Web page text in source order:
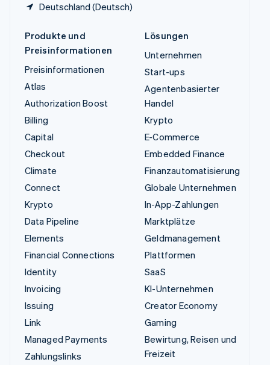
Deutschland (Deutsch)
Produkte und
Preisinformationen
Preisinformationen
Atlas
Authorization Boost
Billing
Capital
Checkout
Climate
Connect
Krypto
Data Pipeline
Elements
Financial Connections
Identity
Invoicing
Issuing
Link
Managed Payments
Zahlungslinks
Lösungen
Unternehmen
Start-ups
Agentenbasierter
Handel
Krypto
E-Commerce
Embedded Finance
Finanzautomatisierung
Globale Unternehmen
In-App-Zahlungen
Marktplätze
Geldmanagement
Plattformen
SaaS
KI-Unternehmen
Creator Economy
Gaming
Bewirtung, Reisen und
Freizeit